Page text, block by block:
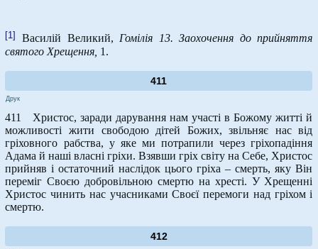
[1] Василій Великий,Гомілія 13. Заохочення до прийняття
святого Хрещення, 1.
411
Друк
411 Христос, заради дарування нам участі в Божому житті й
можливості жити свободою дітей Божих, звільняє нас від
гріховного рабства, у яке ми потрапили через гріхопадіння
Адама й наші власні гріхи. Взявши гріх світу на Себе, Христос
прийняв і остаточний наслідок цього гріха – смерть, яку Він
переміг Своєю добровільною смертю на хресті. У Хрещенні
Христос чинить нас учасниками Своєї перемоги над гріхом і
смертю.
412